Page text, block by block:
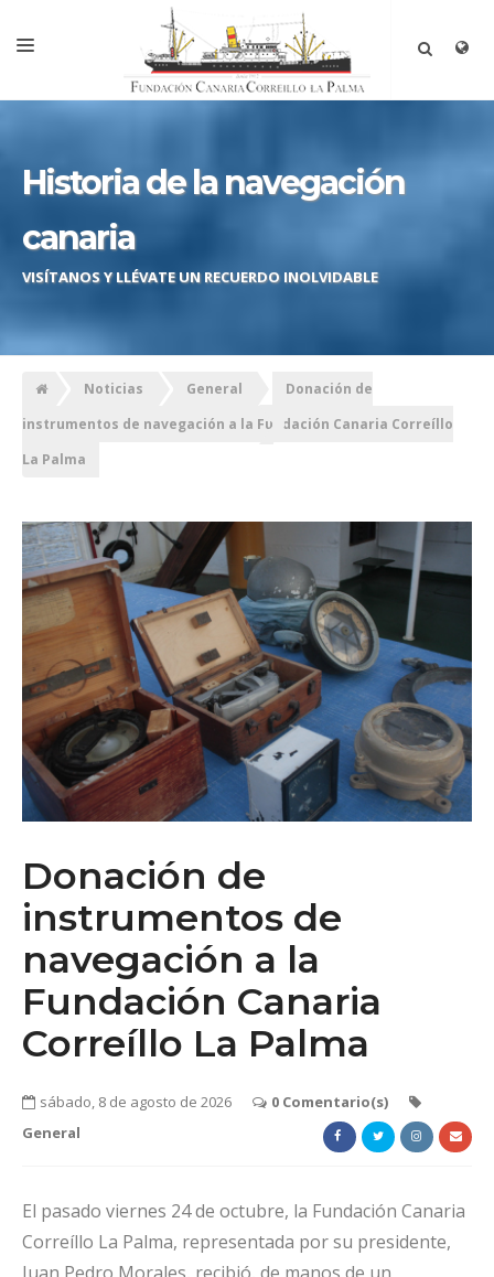
LA FUNDACIÓN
CRONOLOGÍA
HAZTE MIEMBRO
TOUR VIRTUAL
CONTACTAR
Historia de la navegación
canaria
VISÍTANOS Y LLÉVATE UN RECUERDO INOLVIDABLE
Noticias General
Donación de
instrumentos de navegación a la Fundación Canaria Correíllo
La Palma
Donación de
instrumentos de
navegación a la
Fundación Canaria
Correíllo La Palma
sábado, 8 de agosto de 2026
0 Comentario(s)
General
El pasado viernes 24 de octubre, la Fundación Canaria
Correíllo La Palma, representada por su presidente,